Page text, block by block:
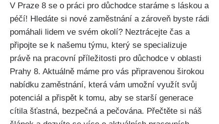
V Praze 8 se o práci pro důchodce staráme s láskou a
péčí! Hledáte si nové zaměstnání a zároveň byste rádi
pomáhali lidem ve svém okolí? Neztrácejte čas a
připojte se k našemu týmu, který se specializuje
právě na pracovní příležitosti pro důchodce v oblasti
Prahy 8. Aktuálně máme pro vás připravenou širokou
nabídku zaměstnání, která vám umožní využít svůj
potenciál a přispět k tomu, aby se starší generace
cítila šťastná, bezpečná a pečována. Přečtěte si náš